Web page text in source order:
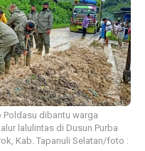
Poldasu dibantu warga
lalulintas di Dusun Purba
Kab. Tapanuli Selatan/foto :